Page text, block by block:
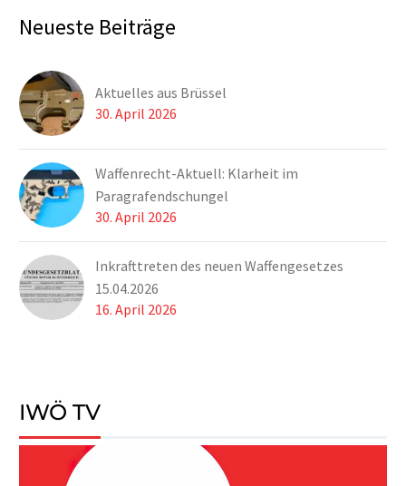
Neueste Beiträge
Aktuelles aus Brüssel
30. April 2026
Waffenrecht-Aktuell: Klarheit im
Paragrafendschungel
30. April 2026
Inkrafttreten des neuen Waffengesetzes
15.04.2026
16. April 2026
IWÖ TV